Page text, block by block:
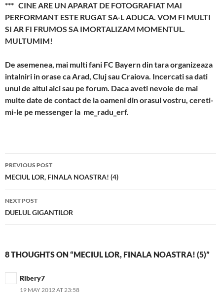
*** CINE ARE UN APARAT DE FOTOGRAFIAT MAI
PERFORMANT ESTE RUGAT SA-L ADUCA. VOM FI MULTI
SI AR FI FRUMOS SA IMORTALIZAM MOMENTUL.
MULTUMIM!
De asemenea, mai multi fani FC Bayern din tara organizeaza
intalniri in orase ca Arad, Cluj sau Craiova. Incercati sa dati
unul de altul aici sau pe forum. Daca aveti nevoie de mai
multe date de contact de la oameni din orasul vostru, cereti-
mi-le pe messenger la me_radu_erf.
Post
navigation
PREVIOUS POST
MECIUL LOR, FINALA NOASTRA! (4)
NEXT POST
DUELUL GIGANTILOR
8 THOUGHTS ON “MECIUL LOR, FINALA NOASTRA! (5)”
Ribery7
19 MAY 2012 AT 23:58